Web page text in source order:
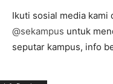
Ikuti sosial media kami
@sekampus untuk
seputar kampus, info